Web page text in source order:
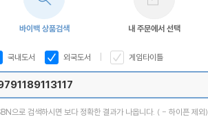
바이백 상품검색 내 주문에서 선택
국내도서 외국도서 게임타이틀
으로 검색하시면 보다 정확한 결과가 나옵니다. ( - 하이픈 제외)